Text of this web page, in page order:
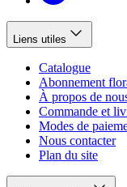
Liens utiles
Catalogue
Abonnement
À propos de
Commande et
Modes de
Nous contacter
Plan du site